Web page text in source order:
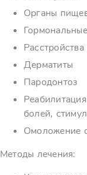
Органы
Дерматиты
Пародонтоз
болей,
Омоложение
Методы лечения: